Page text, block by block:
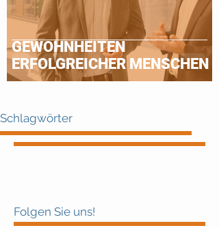
GEWOHNHEITEN
ERFOLGREICHER MENSCHEN
Schlagwörter
Folgen Sie uns!